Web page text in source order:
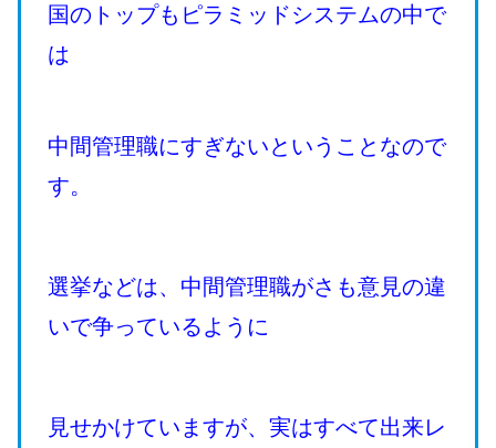
国のトップもピラミッドシステムの中で
は
中間管理職にすぎないということなので
す。
選挙などは、中間管理職がさも意見の違
いで争っているように
見せかけていますが、実はすべて出来レ